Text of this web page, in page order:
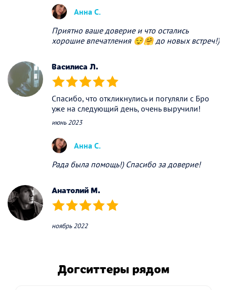
Анна С.
Приятно ваше доверие и что остались
хорошие впечатления 😌🤗 до новых встреч!)
Василиса Л.
(*) (*) (*) (*) (*)
Спасибо, что откликнулись и погуляли с Бро
уже на следующий день, очень выручили!
июнь 2023
Анна С.
Рада была помощь!) Спасибо за доверие!
Анатолий М.
(*) (*) (*) (*) (*)
ноябрь 2022
Догситтеры рядом